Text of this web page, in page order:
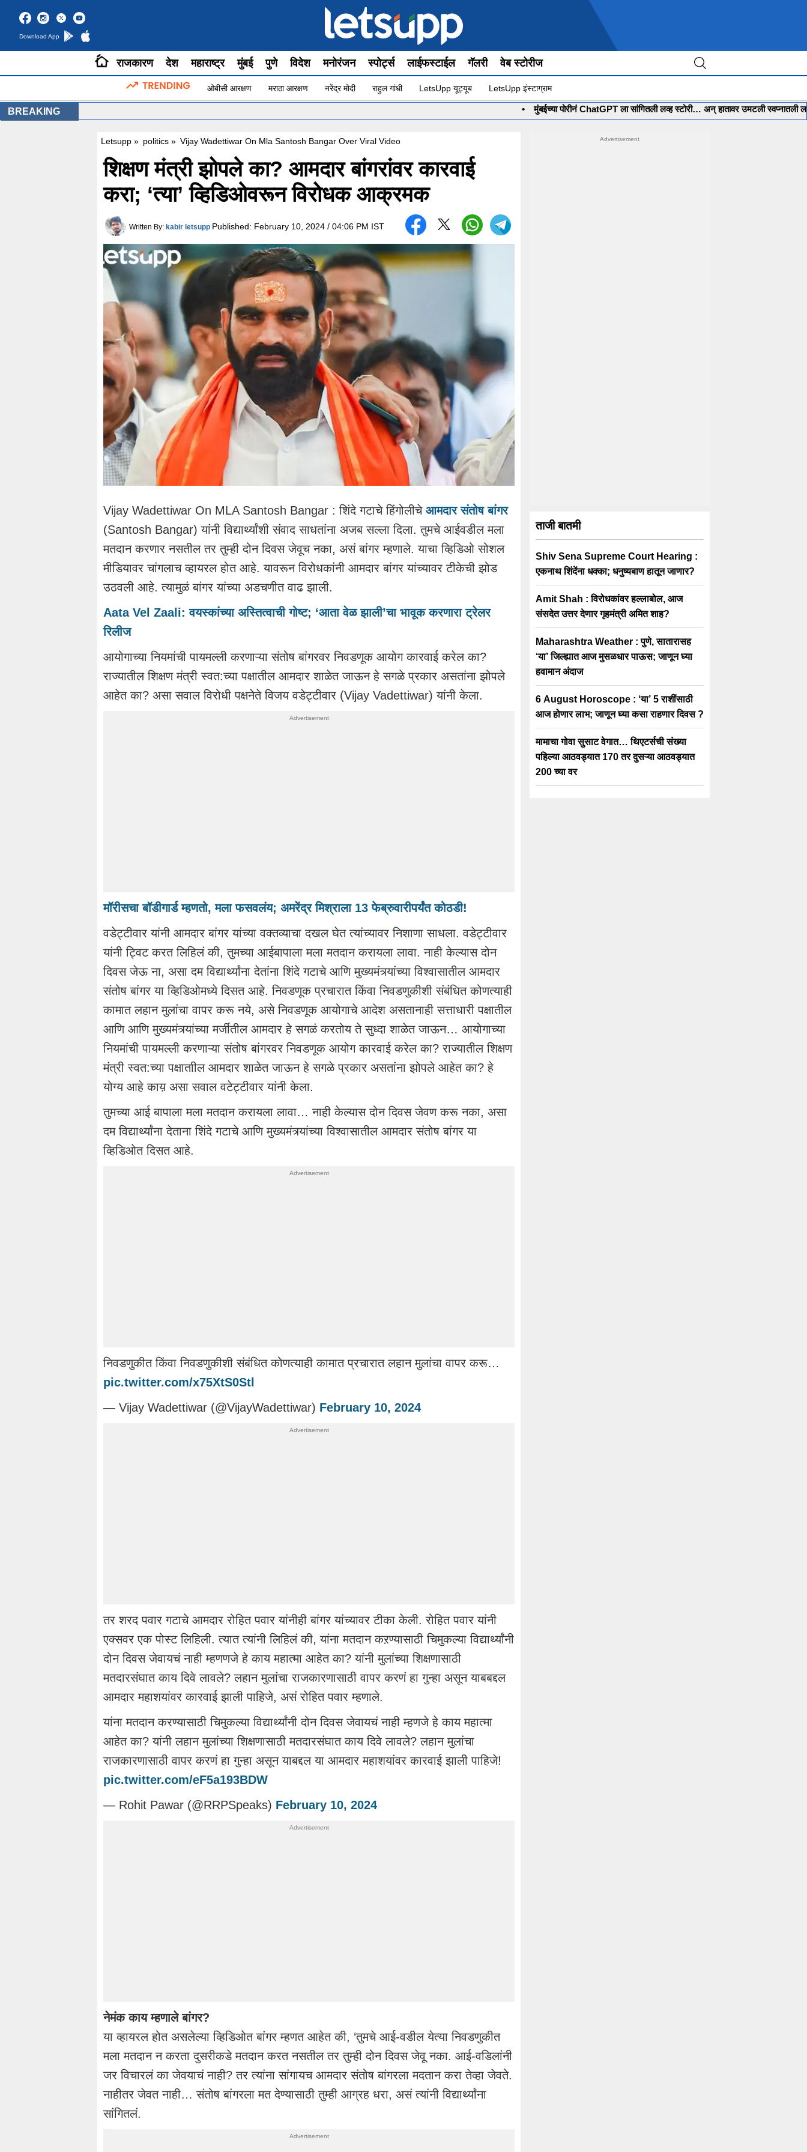
Download App
राजकारण देश महाराष्ट्र मुंबई पुणे विदेश मनोरंजन स्पोर्ट्स लाईफस्टाईल गॅलरी वेब स्टोरीज
ओबीसी आरक्षण मराठा आरक्षण नरेंद्र मोदी राहुल गांधी LetsUpp यूट्यूब LetsUpp इंस्टाग्राम
BREAKING मुंबईच्या पोरीनं ChatGPT ला सांगितली लव्ह स्टोरी… अन् हातावर उमटली स्वप्नातली लग्नाची
Letsupp » politics » Vijay Wadettiwar On Mla Santosh Bangar Over Viral Video
शिक्षण मंत्री झोपले का? आमदार बांगरांवर कारवाई
करा; ‘त्या’ व्हिडिओवरून विरोधक आक्रमक
Written By: kabir letsupp Published: February 10, 2024 / 04:06 PM IST
Vijay Wadettiwar On MLA Santosh Bangar : शिंदे गटाचे हिंगोलीचे आमदार संतोष बांगर
(Santosh Bangar) यांनी विद्यार्थ्यांशी संवाद साधतांना अजब सल्ला दिला. तुमचे आईवडील मला
मतदान करणार नसतील तर तुम्ही दोन दिवस जेवूच नका, असं बांगर म्हणाले. याचा व्हिडिओ सोशल
मीडियावर चांगलाच व्हायरल होत आहे. यावरून विरोधकांनी आमदार बांगर यांच्यावर टीकेची झोड
उठवली आहे. त्यामुळं बांगर यांच्या अडचणीत वाढ झाली.
Aata Vel Zaali: वयस्कांच्या अस्तित्वाची गोष्ट; ‘आता वेळ झाली’चा भावूक करणारा ट्रेलर
रिलीज
आयोगाच्या नियमांची पायमल्ली करणाऱ्या संतोष बांगरवर निवडणूक आयोग कारवाई करेल का?
राज्यातील शिक्षण मंत्री स्वत:च्या पक्षातील आमदार शाळेत जाऊन हे सगळे प्रकार असतांना झोपले
आहेत का? असा सवाल विरोधी पक्षनेते विजय वडेट्टीवार (Vijay Vadettiwar) यांनी केला.
मॉरीसचा बॉडीगार्ड म्हणतो, मला फसवलंय; अमरेंद्र मिश्राला 13 फेब्रुवारीपर्यंत कोठडी!
वडेट्टीवार यांनी आमदार बांगर यांच्या वक्तव्याचा दखल घेत त्यांच्यावर निशाणा साधला. वडेट्टीवार
यांनी ट्विट करत लिहिलं की, तुमच्या आईबापाला मला मतदान करायला लावा. नाही केल्यास दोन
दिवस जेऊ ना, असा दम विद्यार्थ्यांना देतांना शिंदे गटाचे आणि मुख्यमंत्र्यांच्या विश्वासातील आमदार
संतोष बांगर या व्हिडिओमध्ये दिसत आहे. निवडणूक प्रचारात किंवा निवडणुकीशी संबंधित कोणत्याही
कामात लहान मुलांचा वापर करू नये, असे निवडणूक आयोगाचे आदेश असतानाही सत्ताधारी पक्षातील
आणि आणि मुख्यमंत्र्यांच्या मर्जीतील आमदार हे सगळं करतोय ते सुध्दा शाळेत जाऊन… आयोगाच्या
नियमांची पायमल्ली करणाऱ्या संतोष बांगरवर निवडणूक आयोग कारवाई करेल का? राज्यातील शिक्षण
मंत्री स्वत:च्या पक्षाताील आमदार शाळेत जाऊन हे सगळे प्रकार असतांना झोपले आहेत का? हे
योग्य आहे काय़ असा सवाल वटेट्टीवार यांनी केला.
तुमच्या आई बापाला मला मतदान करायला लावा… नाही केल्यास दोन दिवस जेवण करू नका, असा
दम विद्यार्थ्यांना देताना शिंदे गटाचे आणि मुख्यमंत्र्यांच्या विश्वासातील आमदार संतोष बांगर या
व्हिडिओत दिसत आहे.
निवडणुकीत किंवा निवडणुकीशी संबंधित कोणत्याही कामात प्रचारात लहान मुलांचा वापर करू…
pic.twitter.com/x75XtS0Stl
— Vijay Wadettiwar (@VijayWadettiwar) February 10, 2024
तर शरद पवार गटाचे आमदार रोहित पवार यांनीही बांगर यांच्यावर टीका केली. रोहित पवार यांनी
एक्सवर एक पोस्ट लिहिली. त्यात त्यांनी लिहिलं की, यांना मतदान कऱण्यासाठी चिमुकल्या विद्यार्थ्यांनी
दोन दिवस जेवायचं नाही म्हणणजे हे काय महात्मा आहेत का? यांनी मुलांच्या शिक्षणासाठी
मतदारसंघात काय दिवे लावले? लहान मुलांचा राजकारणासाठी वापर करणं हा गुन्हा असून याबबद्दल
आमदार महाशयांवर कारवाई झाली पाहिजे, असं रोहित पवार म्हणाले.
यांना मतदान करण्यासाठी चिमुकल्या विद्यार्थ्यांनी दोन दिवस जेवायचं नाही म्हणजे हे काय महात्मा
आहेत का? यांनी लहान मुलांच्या शिक्षणासाठी मतदारसंघात काय दिवे लावले? लहान मुलांचा
राजकारणासाठी वापर करणं हा गुन्हा असून याबद्दल या आमदार महाशयांवर कारवाई झाली पाहिजे!
pic.twitter.com/eF5a193BDW
— Rohit Pawar (@RRPSpeaks) February 10, 2024
नेमंक काय म्हणाले बांगर?
या व्हायरल होत असलेल्या व्हिडिओत बांगर म्हणत आहेत की, ‘तुमचे आई-वडील येत्या निवडणुकीत
मला मतदान न करता दुसरीकडे मतदान करत नसतील तर तुम्ही दोन दिवस जेवू नका. आई-वडिलांनी
जर विचारलं का जेवयाचं नाही? तर त्यांना सांगायच आमदार संतोष बांगरला मदतान करा तेव्हा जेवते.
नाहीतर जेवत नाही… संतोष बांगरला मत देण्यासाठी तुम्ही आग्रह धरा, असं त्यांनी विद्यार्थ्यांना
सांगितलं.
ताजी बातमी
Shiv Sena Supreme Court Hearing :
एकनाथ शिंदेंना धक्का; धनुष्यबाण हातून जाणार?
Amit Shah : विरोधकांवर हल्लाबोल, आज
संसदेत उत्तर देणार गृहमंत्री अमित शाह?
Maharashtra Weather : पुणे, सातारासह
‘या’ जिल्ह्यात आज मुसळधार पाऊस; जाणून घ्या
हवामान अंदाज
6 August Horoscope : ‘या’ 5 राशींसाठी
आज होणार लाभ; जाणून घ्या कसा राहणार दिवस ?
मामाचा गोवा सुसाट वेगात… थिएटर्सची संख्या
पहिल्या आठवड्यात 170 तर दुसऱ्या आठवड्यात
200 च्या वर